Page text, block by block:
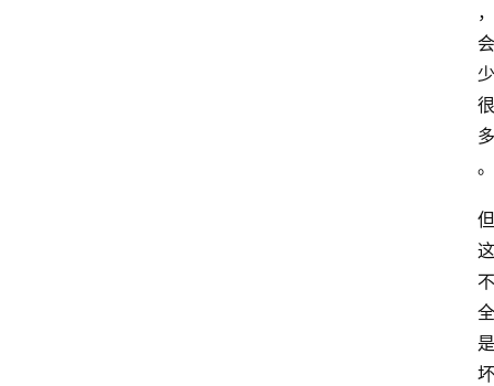
，
会
少
很
多
。
但
这
不
全
是
坏